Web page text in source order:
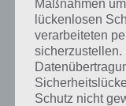
Wohnen? Zu
immer eine kurze
Zu Wäsche haben wir
Maßnahmen
lückenlosen
verarbeiteten
sicherzustellen.
Schutz nicht